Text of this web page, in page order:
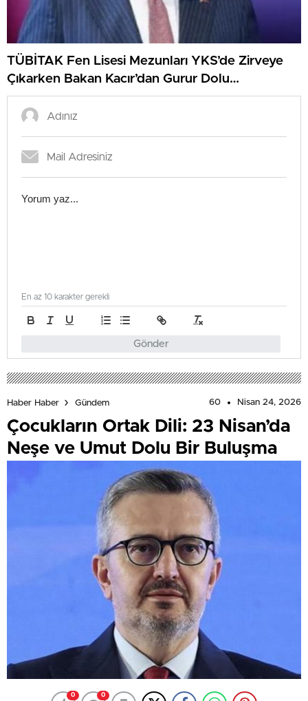
TÜBİTAK Fen Lisesi Mezunları YKS’de Zirveye
Çıkarken Bakan Kacır’dan Gurur Dolu
Açıklamalar
Gönder
En az 10 karakter gerekli
Haber Haber Gündem 60 Nisan 24, 2026
Çocukların Ortak Dili: 23 Nisan’da
Neşe ve Umut Dolu Bir Buluşma
0 0